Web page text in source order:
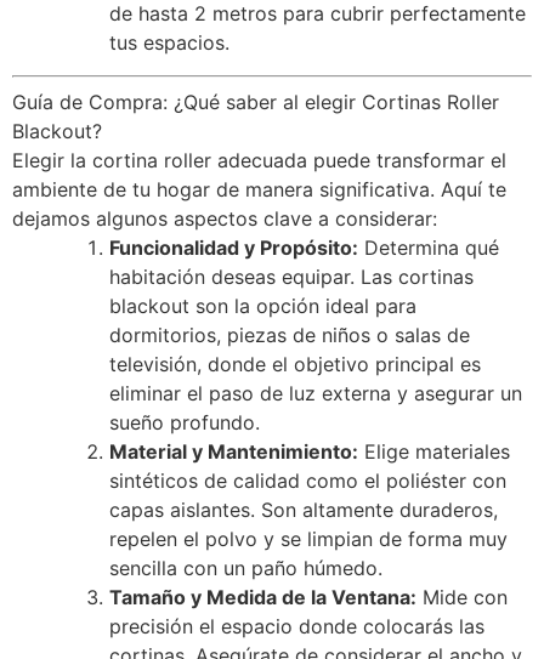
de hasta 2 metros para cubrir perfectamente
tus espacios.
Guía de Compra: ¿Qué saber al elegir Cortinas Roller
Blackout?
Elegir la cortina roller adecuada puede transformar el
ambiente de tu hogar de manera significativa. Aquí te
dejamos algunos aspectos clave a considerar:
Funcionalidad y Propósito: Determina qué
habitación deseas equipar. Las cortinas
blackout son la opción ideal para
dormitorios, piezas de niños o salas de
televisión, donde el objetivo principal es
eliminar el paso de luz externa y asegurar un
sueño profundo.
Material y Mantenimiento: Elige materiales
sintéticos de calidad como el poliéster con
capas aislantes. Son altamente duraderos,
repelen el polvo y se limpian de forma muy
sencilla con un paño húmedo.
Tamaño y Medida de la Ventana: Mide con
precisión el espacio donde colocarás las